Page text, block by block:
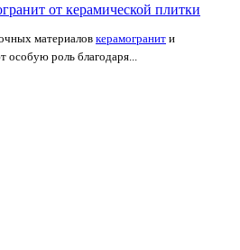
от керамической плитки
материалов керамогранит и
особую роль благодаря...